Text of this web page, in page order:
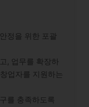
정을 위한 포괄
, 업무를 확장하
업자를 지원하는
를 충족하도록